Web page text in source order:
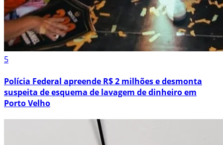
5
Polícia Federal apreende R$ 2 milhões e desmonta
suspeita de esquema de lavagem de dinheiro em
Porto Velho